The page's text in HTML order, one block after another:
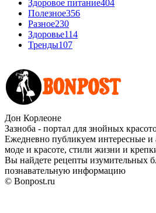
Здоровое питание404
Полезное356
Разное230
Здоровье114
Тренды107
Дон Корлеоне
Зазноба - портал для знойных
Ежедневно публикуем интересные и
моде и красоте, стили жизни и
Вы найдете рецепты изумительных
познавательную информацию
© Bonpost.ru